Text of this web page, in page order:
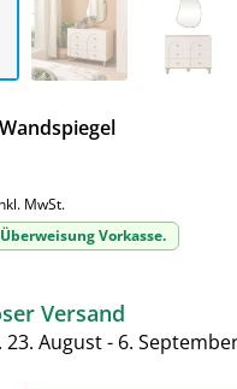
MwSt.
Vorkasse.
Versand
23. August - 6.